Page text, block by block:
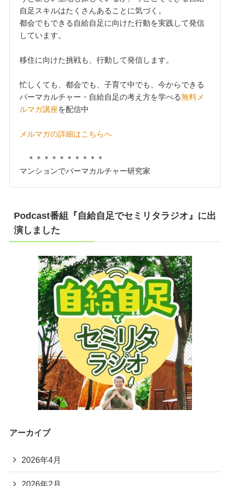
自足スキルはたくさんあることに気づく。
都会でもできる自給自足に向けた行動を実践して発信
しています。
移住に向けた挑戦も、行動して発信します。
忙しくても、都会でも、子育て中でも、今からできる
パーマカルチャー・自給自足の考え方を学べる無料メ
ルマガ講座を配信中
メルマガの詳細はこちらへ
＊＊＊＊＊＊＊＊＊＊
マンションでパーマカルチャー研究家
Podcast番組『自給自足でセミリタラジオ』に出
演しました
アーカイブ
2026年4月
2026年2月